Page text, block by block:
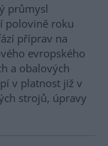
průmysl
polovině roku
příprav na
evropského
a obalových
v platnost již v
strojů, úpravy